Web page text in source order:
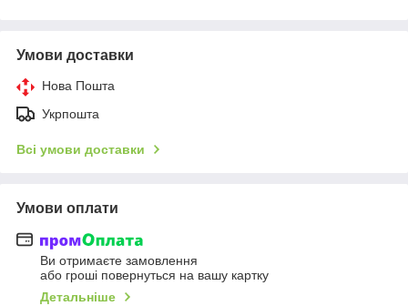
Умови доставки
Нова Пошта
Укрпошта
Всі умови доставки
Умови оплати
Ви отримаєте замовлення
або гроші повернуться на вашу картку
Детальніше